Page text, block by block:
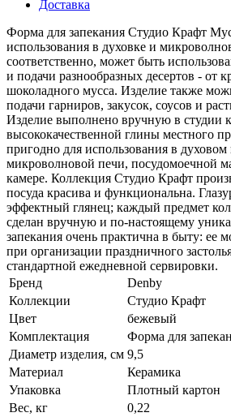
Доставка
Форма для запекания Студио Крафт
использования в духовке и
соответственно, может быть
и подачи разнообразных десертов - от
шоколадного мусса. Изделие также
подачи гарниров, закусок, соусов и
Изделие выполнено вручную в студии
высококачественной глины местного
пригодно для использования в
микроволновой печи, посудомоечной
камере. Коллекция Студио Крафт
посуда красива и функциональна.
эффектный глянец; каждый предмет
сделан вручную и по-настоящему
запекания очень практична в быту: ее
при организации праздничного
стандартной ежедневной сервировки.
Бренд
Denby
Коллекции
Студио Крафт
Цвет
бежевый
Комплектация
Форма для
Диаметр изделия, см 9,5
Материал
Керамика
Упаковка
Плотный картон
Вес, кг
0,22